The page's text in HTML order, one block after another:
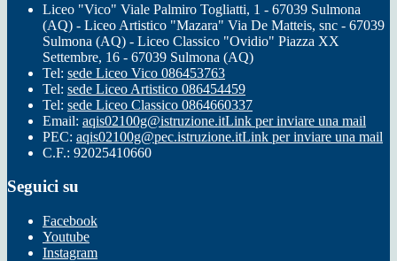
Liceo "Vico" Viale Palmiro Togliatti, 1 - 67039 Sulmona
(AQ) - Liceo Artistico "Mazara" Via De Matteis, snc - 67039
Sulmona (AQ) - Liceo Classico "Ovidio" Piazza XX
Settembre, 16 - 67039 Sulmona (AQ)
Tel: sede Liceo Vico 086453763
Tel: sede Liceo Artistico 086454459
Tel: sede Liceo Classico 0864660337
Email: aqis02100g@istruzione.itLink per inviare una mail
PEC: aqis02100g@pec.istruzione.itLink per inviare una mail
C.F.: 92025410660
Seguici su
Facebook
Youtube
Instagram